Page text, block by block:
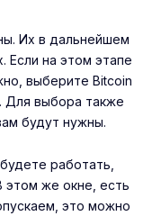
Их в дальнейшем
Если на этом этапе
выберите Bitcoin
Для выбора также
будут нужны.
работать,
этом же окне, есть
это можно